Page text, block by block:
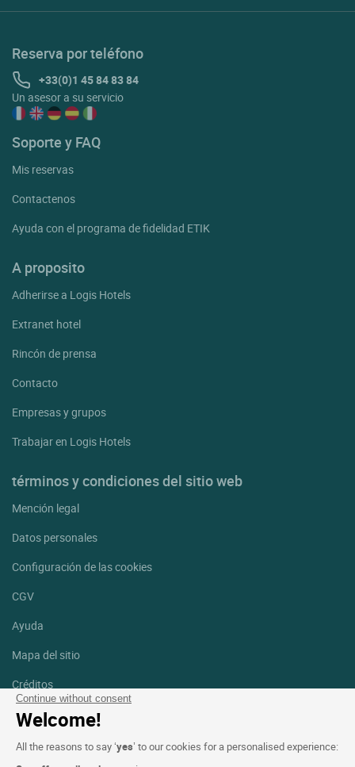
Continue without consent
Welcome!
All the reasons to say ‘yes’ to our cookies for a personalised experience:
Reserva por teléfono
+33(0)1 45 84 83 84
Un asesor a su servicio
Soporte y FAQ
Mis reservas
Contactenos
Ayuda con el programa de fidelidad ETIK
A proposito
Adherirse a Logis Hotels
Extranet hotel
Rincón de prensa
Contacto
Empresas y grupos
Trabajar en Logis Hotels
términos y condiciones del sitio web
Mención legal
Datos personales
Configuración de las cookies
CGV
Ayuda
Mapa del sitio
Créditos
fotografías
Facebook
Instagram